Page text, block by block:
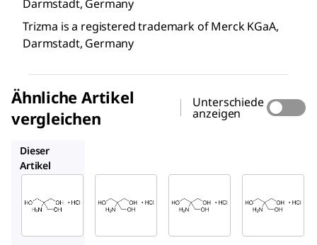
Darmstadt, Germany
Trizma is a registered trademark of Merck KGaA,
Darmstadt, Germany
Ähnliche Artikel
vergleichen
Unterschiede
anzeigen
Dieser
Artikel
Tris(hy
Trizma
Trizma